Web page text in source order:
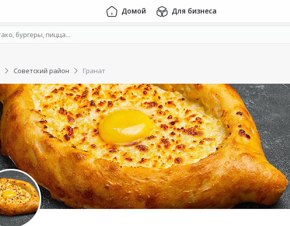
Домой Для бизнеса
Советский район Гранат